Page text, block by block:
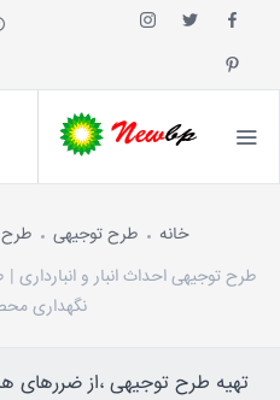
خانه طرح توجیهی
طرح
طرح توجیهی احداث انبار و
نگهداری
تهیه طرح توجیهی ،از ضررهای